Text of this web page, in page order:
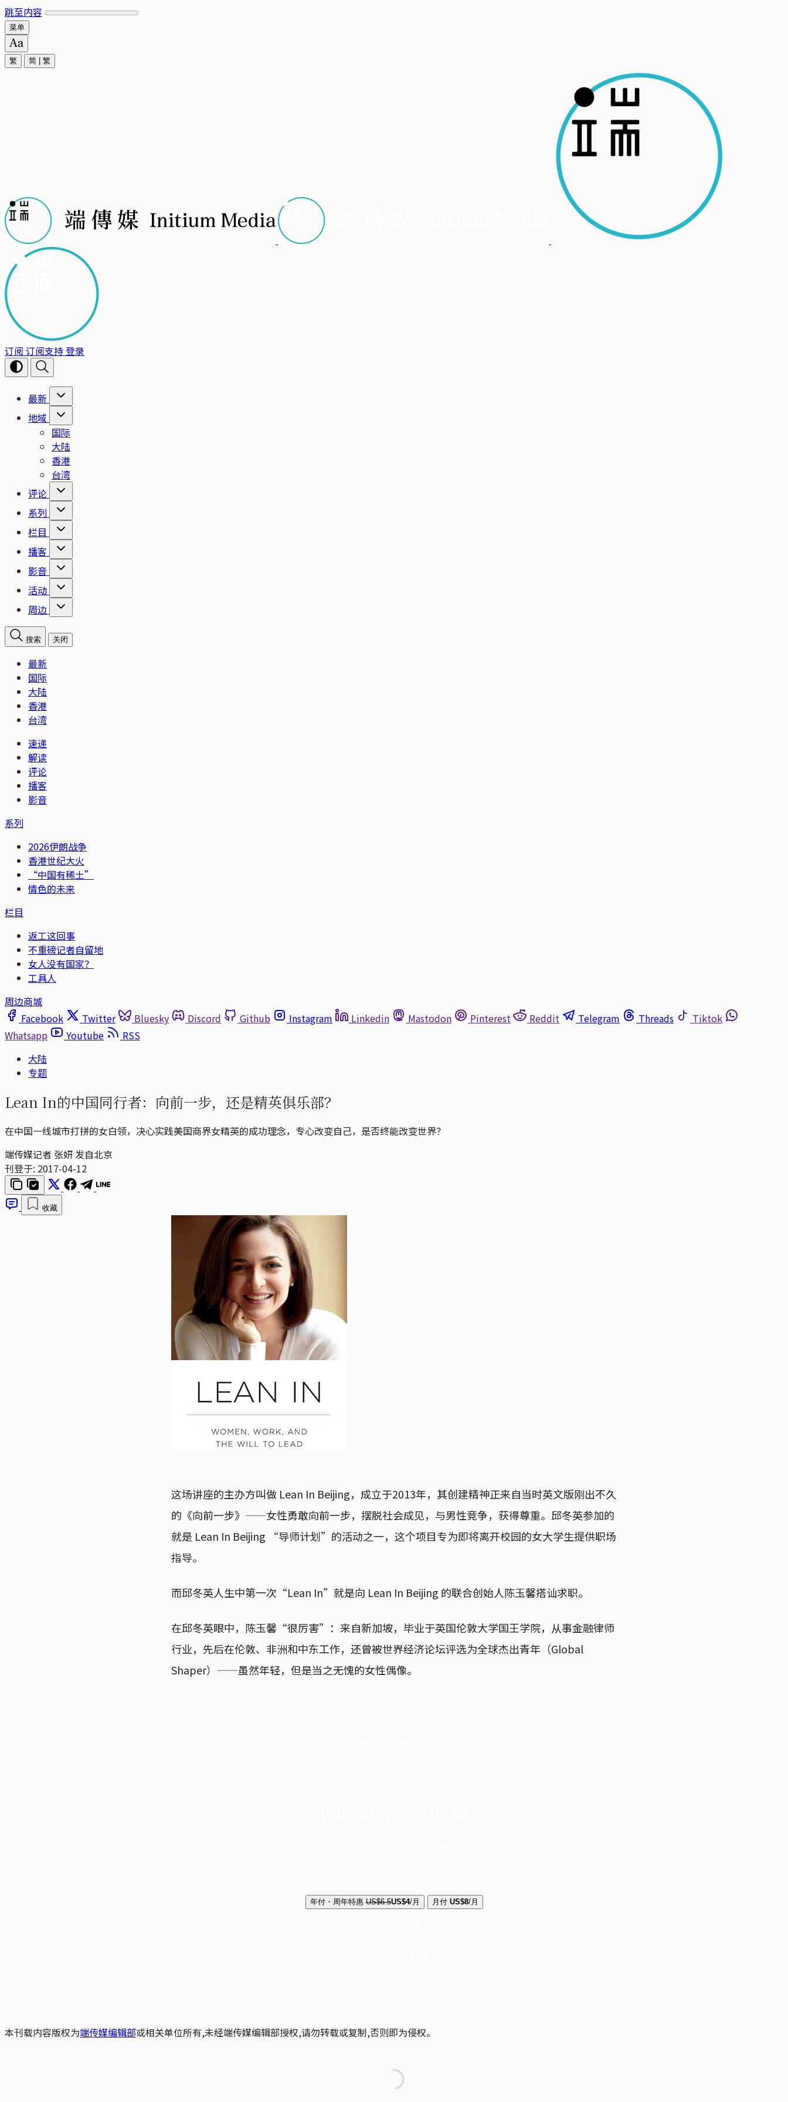
跳至内容
菜单
繁 简 繁
订阅 订阅支持登录
最新
地域
国际
大陆
香港
台湾
评论
系列
栏目
播客
影音
活动
周边
搜索 关闭
最新
国际
大陆
香港
台湾
速递
解读
评论
播客
影音
系列
2026伊朗战争
香港世纪大火
“中国有稀土”
情色的未来
栏目
返工这回事
不重磅记者自留地
女人没有国家？
工具人
周边商城
Facebook
Twitter Bluesky Discord Github Instagram Linkedin Mastodon Pinterest Reddit Telegram Threads
Tiktok
Whatsapp
Youtube
RSS
大陆
专题
Lean In的中国同行者：向前一步，还是精英俱乐部？
在中国一线城市打拼的女白领，决心实践美国商界女精英的成功理念，专心改变自己，是否终能改变世界？
端传媒记者 张妍 发自北京
刊登于: 2017-04-12
收藏
这场讲座的主办方叫做 Lean In Beijing，成立于2013年，其创建精神正来自当时英文版刚出不久
的《向前一步》——女性勇敢向前一步，摆脱社会成见，与男性竞争，获得尊重。邱冬英参加的
就是 Lean In Beijing “导师计划”的活动之一，这个项目专为即将离开校园的女大学生提供职场
指导。
而邱冬英人生中第一次“Lean In”就是向 Lean In Beijing 的联合创始人陈玉馨搭讪求职。
在邱冬英眼中，陈玉馨“很厉害”：来自新加坡，毕业于英国伦敦大学国王学院，从事金融律师
行业，先后在伦敦、非洲和中东工作，还曾被世界经济论坛评选为全球杰出青年（Global
Shaper）——虽然年轻，但是当之无愧的女性偶像。
年付・周年特惠 US$6.5US$4/月 月付 US$8/月
本刊载内容版权为端传媒编辑部或相关单位所有,未经端传媒编辑部授权,请勿转载或复制,否则即为侵权。